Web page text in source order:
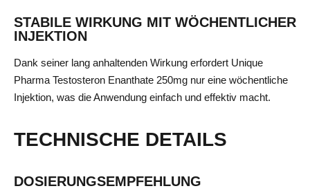
STABILE WIRKUNG MIT WÖCHENTLICHER
INJEKTION
Dank seiner lang anhaltenden Wirkung erfordert Unique
Pharma Testosteron Enanthate 250mg nur eine wöchentliche
Injektion, was die Anwendung einfach und effektiv macht.
TECHNISCHE DETAILS
DOSIERUNGSEMPFEHLUNG